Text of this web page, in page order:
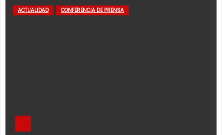
ACTUALIDAD CONFERENCIA DE PRENSA